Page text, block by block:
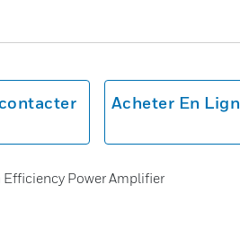
Acheter En
Efficiency Power Amplifier